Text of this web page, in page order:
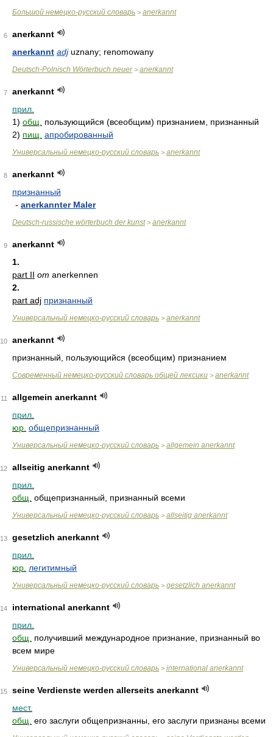
Большой немецко-русский словарь > anerkannt
6
anerkannt
anerkannt adjuznany; renomowany
Deutsch-Polnisch Wörterbuch neuer> anerkannt
7
anerkannt
прил.
1) общ.
пользующийся (всеобщим) признанием, признанный
2) пищ. апробированный
Универсальный немецко-русский словарь > anerkannt
8
anerkannt
признанный
- anerkannter Maler
Deutsch-russische wörterbuch der kunst> anerkannt
9
anerkannt
1.
part II от anerkennen
2.
part adj признанный
Универсальный немецко-русский словарь > anerkannt
10
anerkannt
признанный, пользующийся (всеобщим) признанием
Современный немецко-русский словарь общей лексики > anerkannt
11
allgemein anerkannt
прил.
юр. общепризнанный
Универсальный немецко-русский словарь > allgemein anerkannt
12
allseitig anerkannt
прил.
общ. общепризнанный, признанный всеми
Универсальный немецко-русский словарь > allseitig anerkannt
13
gesetzlich anerkannt
прил.
юр. легитимный
Универсальный немецко-русский словарь > gesetzlich anerkannt
14
international anerkannt
прил.
общ.
получивший международное признание, признанный во
всем мире
Универсальный немецко-русский словарь > international anerkannt
15
seine Verdienste werden allerseits anerkannt
мест.
общ. его заслуги общепризнанны, его заслуги признаны всеми